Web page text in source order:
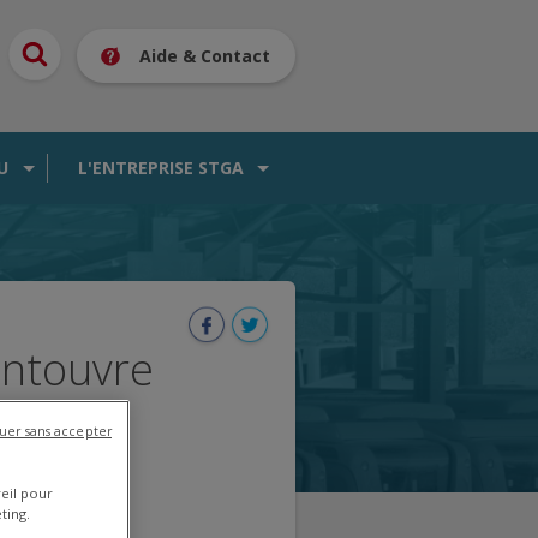
Aide & Contact
L'ENTREPRISE STGA
pour
sans accepter